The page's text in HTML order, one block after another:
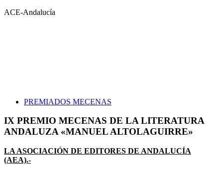
ACE-Andalucía
PREMIADOS MECENAS
IX PREMIO MECENAS DE LA LITERATURA
ANDALUZA «MANUEL ALTOLAGUIRRE»
LA ASOCIACIÓN DE EDITORES DE ANDALUCÍA
(AEA).-